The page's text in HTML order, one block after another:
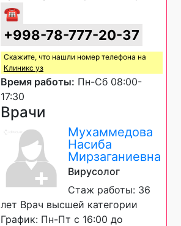
☎
+998-78-777-20-37
Скажите, что нашли номер телефона на
Клиникс уз
Время работы: Пн-Сб 08:00-
17:30
Врачи
Мухаммедова
Насиба
Мирзаганиевна
Вирусолог
Стаж работы: 36
лет Врач высшей категории
График: Пн-Пт с 16:00 до